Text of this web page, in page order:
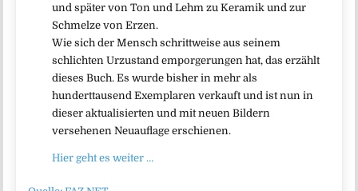
und später von Ton und Lehm zu Keramik und zur
Schmelze von Erzen.
Wie sich der Mensch schrittweise aus seinem
schlichten Urzustand emporgerungen hat, das erzählt
dieses Buch. Es wurde bisher in mehr als
hunderttausend Exemplaren verkauft und ist nun in
dieser aktualisierten und mit neuen Bildern
versehenen Neuauflage erschienen.
Hier geht es weiter …